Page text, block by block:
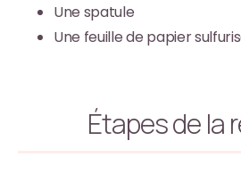
Une spatule
Une feuille de papier
Étapes de la